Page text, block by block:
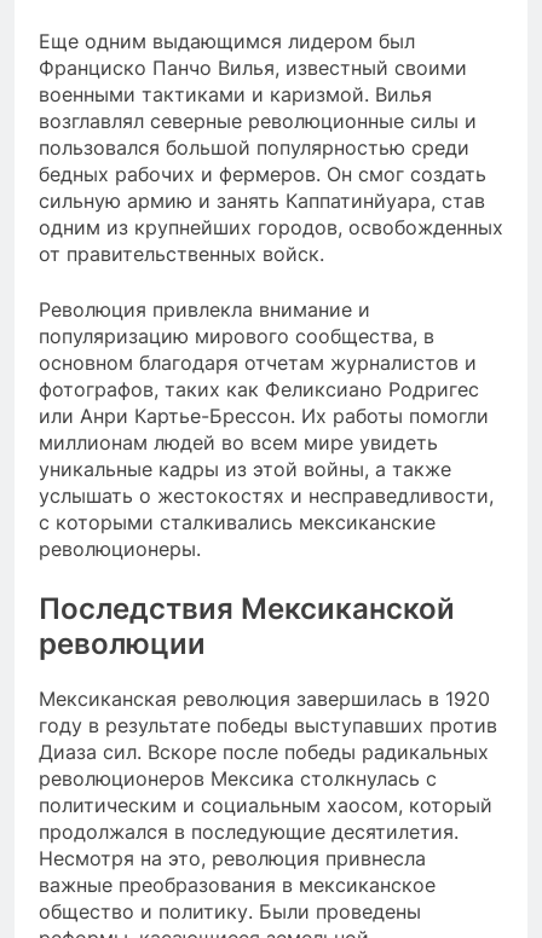
Еще одним выдающимся лидером был
Франциско Панчо Вилья, известный своими
военными тактиками и каризмой. Вилья
возглавлял северные революционные силы и
пользовался большой популярностью среди
бедных рабочих и фермеров. Он смог создать
сильную армию и занять Каппатинйуара, став
одним из крупнейших городов, освобожденных
от правительственных войск.
Революция привлекла внимание и
популяризацию мирового сообщества, в
основном благодаря отчетам журналистов и
фотографов, таких как Феликсиано Родригес
или Анри Картье-Брессон. Их работы помогли
миллионам людей во всем мире увидеть
уникальные кадры из этой войны, а также
услышать о жестокостях и несправедливости,
с которыми сталкивались мексиканские
революционеры.
Последствия Мексиканской
революции
Мексиканская революция завершилась в 1920
году в результате победы выступавших против
Диаза сил. Вскоре после победы радикальных
революционеров Мексика столкнулась с
политическим и социальным хаосом, который
продолжался в последующие десятилетия.
Несмотря на это, революция привнесла
важные преобразования в мексиканское
общество и политику. Были проведены